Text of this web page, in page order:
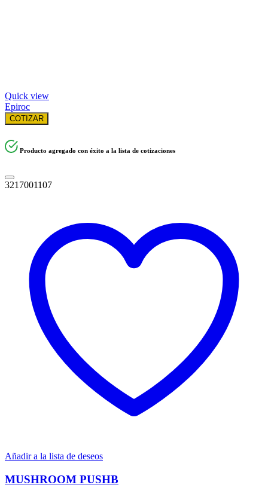
Quick view
Epiroc
COTIZAR
Producto agregado con éxito a la lista de cotizaciones
3217001107
Añadir a la lista de deseos
MUSHROOM PUSHB